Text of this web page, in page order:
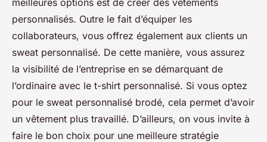
personnalisé brodé ?
josèphe•19 juin 2024•3 min de lecture
meilleures options est de créer des vêtements
personnalisés. Outre le fait d’équiper les
collaborateurs, vous offrez également aux clients un
sweat personnalisé. De cette manière, vous assurez
la visibilité de l’entreprise en se démarquant de
l’ordinaire avec le t-shirt personnalisé. Si vous optez
pour le sweat personnalisé brodé, cela permet d’avoir
un vêtement plus travaillé. D’ailleurs, on vous invite à
faire le bon choix pour une meilleure stratégie